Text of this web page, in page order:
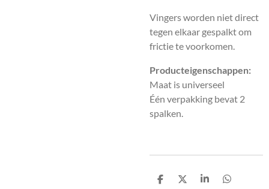
Vingers worden niet direct
tegen elkaar gespalkt om
frictie te voorkomen.
Producteigenschappen:
Maat is universeel
Één verpakking bevat 2
spalken.
D
D
S
D